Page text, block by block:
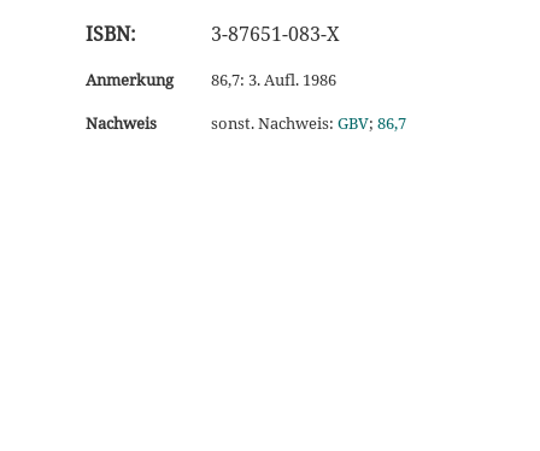
ISBN:
3-87651-083-X
Anmerkung
86,7: 3. Aufl. 1986
Nachweis
sonst. Nachweis: GBV; 86,7